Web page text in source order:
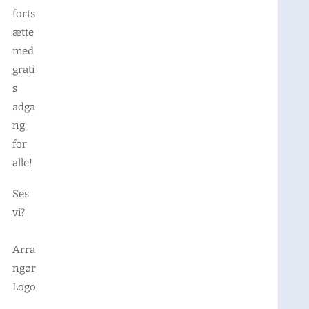
forts
ætte
med
grati
s
adga
ng
for
alle!
Ses
vi?
Arra
ngør
Logo